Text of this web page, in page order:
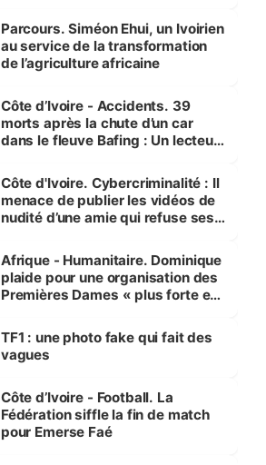
Parcours. Siméon Ehui, un Ivoirien
au service de la transformation
de l’agriculture africaine
Côte d’Ivoire - Accidents. 39
morts après la chute d’un car
dans le fleuve Bafing : Un lecteur
des Transports
Côte d'Ivoire. Cybercriminalité : Il
menace de publier les vidéos de
nudité d’une amie qui refuse ses
Afrique - Humanitaire. Dominique
plaide pour une organisation des
Premières Dames « plus forte et
sur la scène internationale »
TF1 : une photo fake qui fait des
vagues
Côte d’Ivoire - Football. La
Fédération siffle la fin de match
pour Emerse Faé